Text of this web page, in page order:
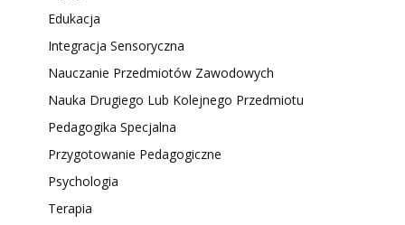
Edukacja
Integracja Sensoryczna
Nauczanie Przedmiotów Zawodowych
Nauka Drugiego Lub Kolejnego Przedmiotu
Pedagogika Specjalna
Przygotowanie Pedagogiczne
Psychologia
Terapia